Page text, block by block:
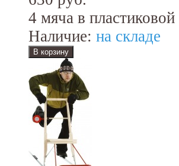
4 мяча в пластиковой
Наличие: на складе